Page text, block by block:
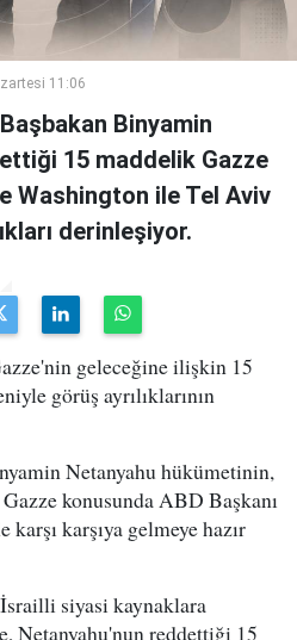
11:06
Binyamin
15 maddelik Gazze
Washington ile Tel Aviv
derinleşiyor.
geleceğine ilişkin 15
görüş ayrılıklarının
Netanyahu hükümetinin,
konusunda ABD Başkanı
karşıya gelmeye hazır
siyasi kaynaklara
Netanyahu'nun reddettiği 15